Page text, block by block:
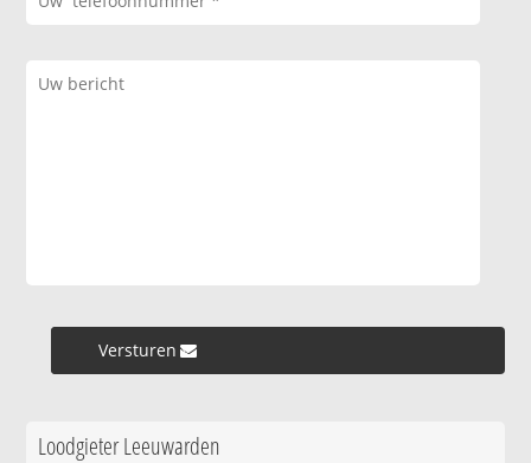
Versturen »
Loodgieter Leeuwarden